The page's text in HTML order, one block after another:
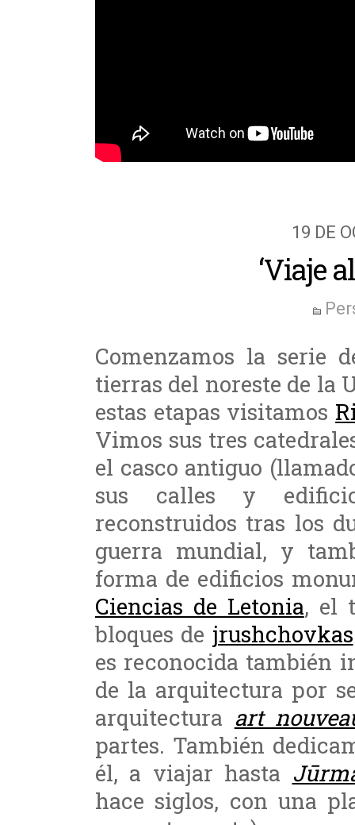
19 DE
‘Viaje
Comenzamos la serie
tierras del noreste de la
estas etapas visitamos
Vimos sus tres
el casco antiguo
sus calles y
reconstruidos tras los
guerra mundial, y
forma de edificios
Ciencias de Letonia, el
bloques de jrushchovkas
es reconocida también
de la arquitectura por
arquitectura art
partes. También
él, a viajar hasta
hace siglos, con una